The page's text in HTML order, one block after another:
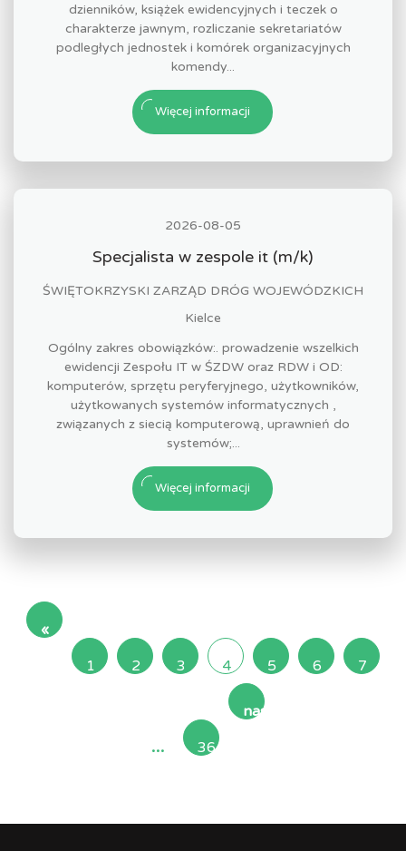
dzienników, książek ewidencyjnych i teczek o
charakterze jawnym, rozliczanie sekretariatów
podległych jednostek i komórek organizacyjnych
komendy...
Więcej informacji
2026-08-05
Specjalista w zespole it (m/k)
ŚWIĘTOKRZYSKI ZARZĄD DRÓG WOJEWÓDZKICH
Kielce
Ogólny zakres obowiązków:. prowadzenie wszelkich
ewidencji Zespołu IT w ŚZDW oraz RDW i OD:
komputerów, sprzętu peryferyjnego, użytkowników,
użytkowanych systemów informatycznych ,
związanych z siecią komputerową, uprawnień do
systemów;...
Więcej informacji
«
poprzednia
1 2 3 4 5 6 7
... 36
następna